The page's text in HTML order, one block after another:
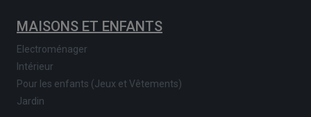
MAISONS ET ENFANTS
Electroménager
Intérieur
Pour les enfants (Jeux et Vêtements)
Jardin